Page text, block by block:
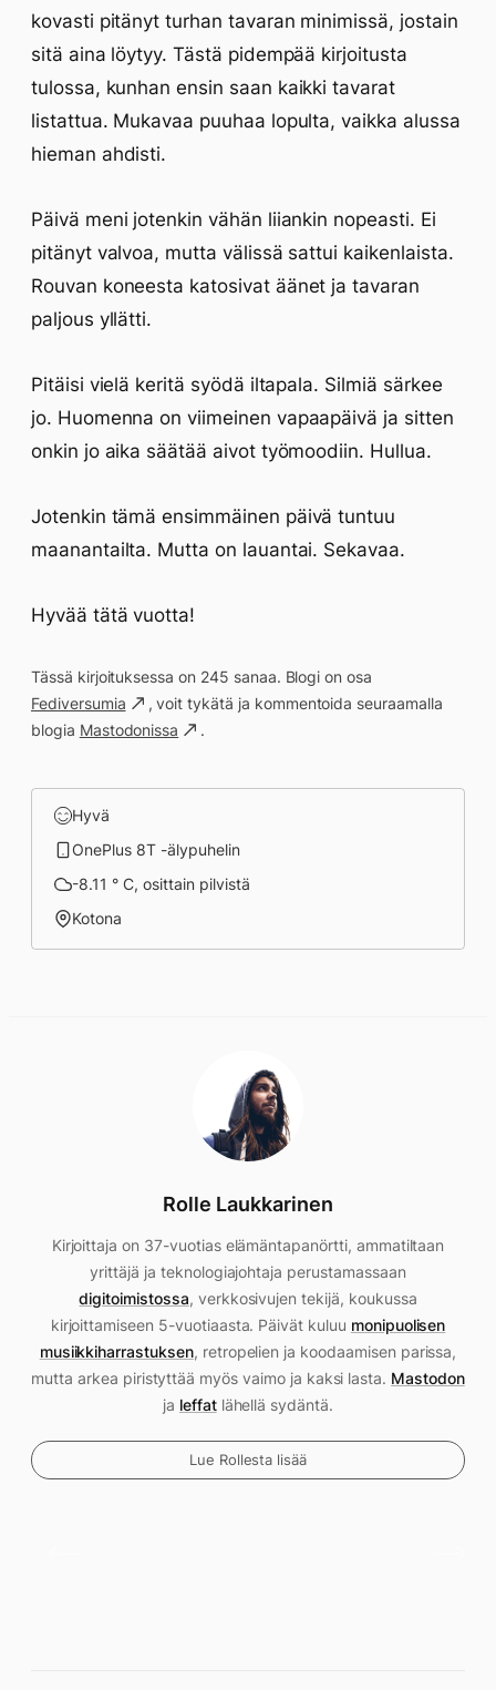
kovasti pitänyt turhan tavaran minimissä, jostain
sitä aina löytyy. Tästä pidempää kirjoitusta
tulossa, kunhan ensin saan kaikki tavarat
listattua. Mukavaa puuhaa lopulta, vaikka alussa
hieman ahdisti.
Päivä meni jotenkin vähän liiankin nopeasti. Ei
pitänyt valvoa, mutta välissä sattui kaikenlaista.
Rouvan koneesta katosivat äänet ja tavaran
paljous yllätti.
Pitäisi vielä keritä syödä iltapala. Silmiä särkee
jo. Huomenna on viimeinen vapaapäivä ja sitten
onkin jo aika säätää aivot työmoodiin. Hullua.
Jotenkin tämä ensimmäinen päivä tuntuu
maanantailta. Mutta on lauantai. Sekavaa.
Hyvää tätä vuotta!
Tässä kirjoituksessa on 245 sanaa. Blogi on osa
Fediversumia
, voit tykätä ja kommentoida seuraamalla
blogia Mastodonissa .
Hyvä
OnePlus 8T -älypuhelin
-8.11 ° C, osittain pilvistä
Kotona
Rolle Laukkarinen
Kirjoittaja on 37-vuotias elämäntapanörtti, ammatiltaan
yrittäjä ja teknologiajohtaja perustamassaan
digitoimistossa, verkkosivujen tekijä, koukussa
kirjoittamiseen 5-vuotiaasta. Päivät kuluu monipuolisen
musiikkiharrastuksen, retropelien ja koodaamisen parissa,
mutta arkea piristyttää myös vaimo ja kaksi lasta. Mastodon
ja leffatlähellä sydäntä.
Lue Rollesta lisää